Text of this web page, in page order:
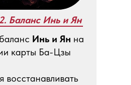
Баланс Инь и Ян
Инь и Ян на
карты Ба-Цзы
восстанавливать